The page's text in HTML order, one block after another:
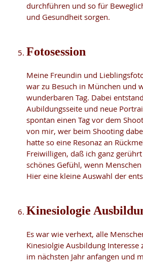
durchführen und so für
und Gesundheit sorgen.
Fotosession
Meine Freundin und
war zu Besuch in München und
wunderbaren Tag. Dabei
Aubildungsseite und neue
spontan einen Tag vor dem
von mir, wer beim Shooting
hatte so eine Resonaz an
Freiwilligen, daß ich ganz
schönes Gefühl, wenn
Hier eine kleine Auswahl der
Kinesiologie
Es war wie verhext, alle
Kinesiolgie Ausbildung
im nächsten Jahr anfangen und